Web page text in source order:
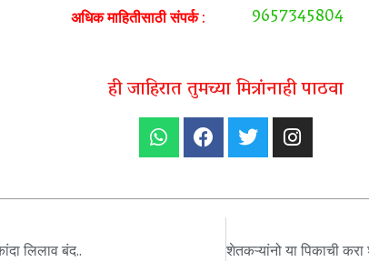
अधिक माहितीसाठी संपर्क : 9657345804
ही जाहिरात तुमच्या मित्रांनाही पाठवा
लिलाव बंद..